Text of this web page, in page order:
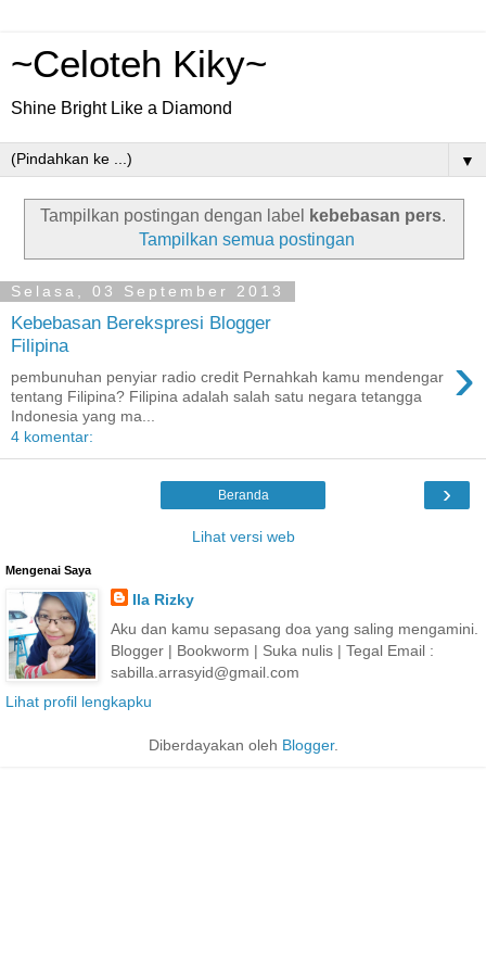
~Celoteh Kiky~
Shine Bright Like a Diamond
▼
Tampilkan postingan dengan label kebebasan pers.
Tampilkan semua postingan
Selasa, 03 September 2013
Kebebasan Berekspresi Blogger
Filipina
›
pembunuhan penyiar radio credit Pernahkah kamu mendengar
tentang Filipina? Filipina adalah salah satu negara tetangga
Indonesia yang ma...
4 komentar:
›
Beranda
Lihat versi web
Mengenai Saya
Ila Rizky
Aku dan kamu sepasang doa yang saling mengamini.
Blogger | Bookworm | Suka nulis | Tegal Email :
sabilla.arrasyid@gmail.com
Lihat profil lengkapku
Diberdayakan oleh Blogger.